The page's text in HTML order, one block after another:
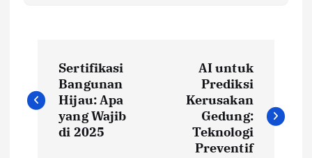
o
Sertifikasi
Bangunan
Hijau: Apa
yang Wajib
di 2025
AI untuk
Prediksi
Kerusakan
Gedung:
Teknologi
Preventif